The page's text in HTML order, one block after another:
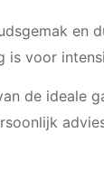
voor
de ideale